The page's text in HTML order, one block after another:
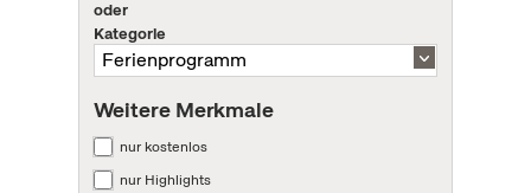
oder
Kategorie
Weitere Merkmale
nur kostenlos
nur Highlights